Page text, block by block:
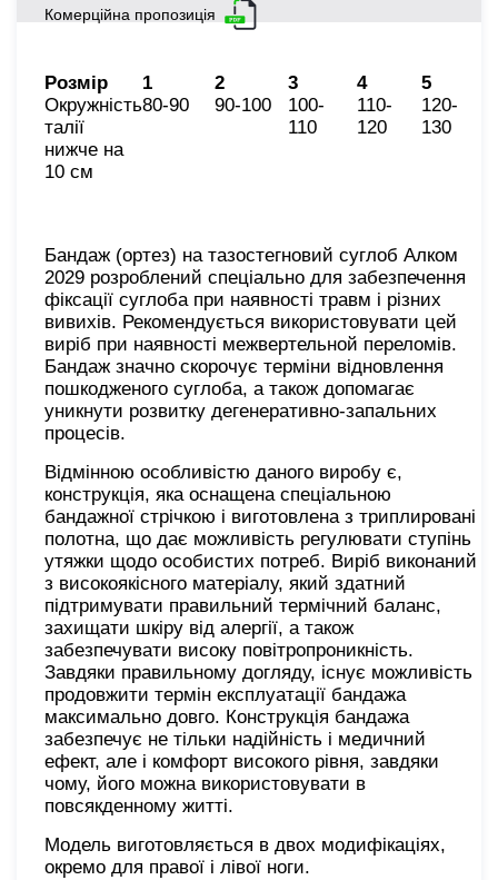
Комерційна пропозиція
Розмір 1 2 3 4
5
Окружність
талії
нижче на
10 см
80-90 90-100 100-
110
110-
120
120-
130
Бандаж (ортез) на тазостегновий суглоб Алком
2029 розроблений спеціально для забезпечення
фіксації суглоба при наявності травм і різних
вивихів. Рекомендується використовувати цей
виріб при наявності межвертельной переломів.
Бандаж значно скорочує терміни відновлення
пошкодженого суглоба, а також допомагає
уникнути розвитку дегенеративно-запальних
процесів.
Відмінною особливістю даного виробу є,
конструкція, яка оснащена спеціальною
бандажної стрічкою і виготовлена ​​з триплировані
полотна, що дає можливість регулювати ступінь
утяжки щодо особистих потреб. Виріб виконаний
з високоякісного матеріалу, який здатний
підтримувати правильний термічний баланс,
захищати шкіру від алергії, а також
забезпечувати високу повітропроникність.
Завдяки правильному догляду, існує можливість
продовжити термін експлуатації бандажа
максимально довго. Конструкція бандажа
забезпечує не тільки надійність і медичний
ефект, але і комфорт високого рівня, завдяки
чому, його можна використовувати в
повсякденному житті.
Модель виготовляється в двох модифікаціях,
окремо для правої і лівої ноги.